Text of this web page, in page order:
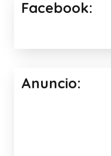
Facebook:
Anuncio: